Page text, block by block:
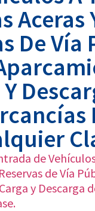
Aceras
De Vía
de
de Vía
y Descarga